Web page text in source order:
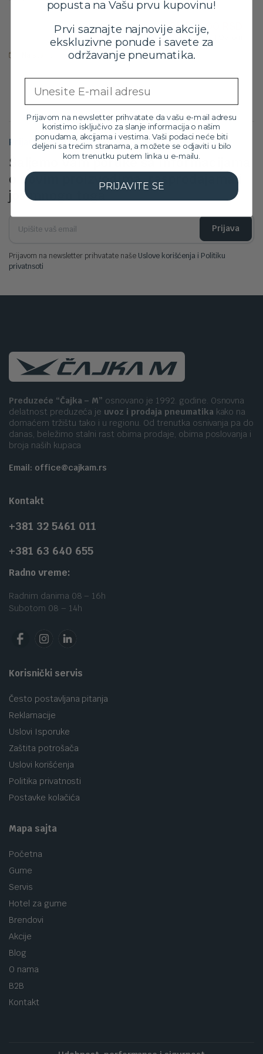
21,699.00
sa PDV-om
Prijavite se na newsletter
Šaljemo Vam poruke sa informacijama
o novim proizvodima, rasprodajama i
još mnogo toga
Prijava
Prijavom na newsletter prihvatate naše Uslove korišćenja i Politiku
privatnsoti
Preduzeće “Čajka – M” osnovano je 1992. godine. Osnovna
delatnost preduzeća je uvoz i prodaja pneumatika kako na
domaćem tržištu tako i u regionu. Od trenutka osnivanja pa do
danas, beležimo stalni rast obima prodaje, obima poslovanja i
broja naših kupaca
Email: office@cajkam.rs
Kontakt
+381 32 5461 011
+381 63 640 655
Radno vreme:
Radnim danima 08 – 16h
Subotom 08 – 14h
Korisnički servis
Često postavljana pitanja
Reklamacije
Uslovi Isporuke
Zaštita potrošača
Uslovi korišćenja
Politika privatnosti
Postavke kolačića
Mapa sajta
Početna
Gume
Servis
Hotel za gume
Brendovi
Akcije
Blog
O nama
B2B
Kontakt
popusta na Vašu prvu kupovinu!
Prvi saznajte najnovije akcije,
ekskluzivne ponude i savete za
održavanje pneumatika.
Prijavom na newsletter prihvatate da vašu e-mail adresu
koristimo isključivo za slanje informacija o našim
ponudama, akcijama i vestima. Vaši podaci neće biti
deljeni sa trećim stranama, a možete se odjaviti u bilo
kom trenutku putem linka u e-mailu.
PRIJAVITE SE